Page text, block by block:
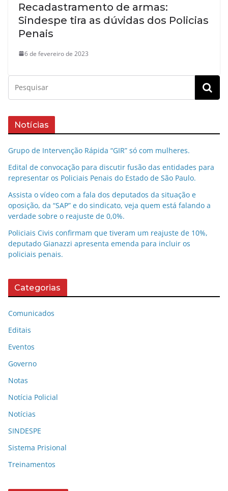
Recadastramento de armas:
Sindespe tira as dúvidas dos Policias
Penais
6 de fevereiro de 2023
Notícias
Grupo de Intervenção Rápida “GIR” só com mulheres.
Edital de convocação para discutir fusão das entidades para
representar os Policiais Penais do Estado de São Paulo.
Assista o vídeo com a fala dos deputados da situação e
oposição, da “SAP” e do sindicato, veja quem está falando a
verdade sobre o reajuste de 0,0%.
Policiais Civis confirmam que tiveram um reajuste de 10%,
deputado Gianazzi apresenta emenda para incluir os
policiais penais.
Categorias
Comunicados
Editais
Eventos
Governo
Notas
Notícia Policial
Notícias
SINDESPE
Sistema Prisional
Treinamentos